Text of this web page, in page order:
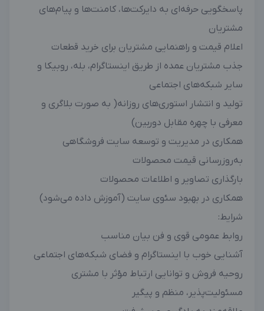
پاسخگویی حرفه‌ای به دایرکت‌ها، کامنت‌ها و پیام‌های
مشتریان
اعلام قیمت و راهنمایی مشتریان برای خرید قطعات
جذب مشتریان عمده از طریق اینستاگرام، بله، روبیکا و
سایر شبکه‌های اجتماعی
تولید و انتشار استوری‌های روزانه( به صورت بلاگری و
معرفی با چهره مقابل دوربین)
همکاری در مدیریت و توسعه سایت فروشگاهی
به‌روزرسانی قیمت محصولات
بارگذاری تصاویر و اطلاعات محصولات
همکاری در بهبود سئوی سایت (آموزش داده می‌شود)
شرایط:
روابط عمومی قوی و فن بیان مناسب
آشنایی خوب با اینستاگرام و فضای شبکه‌های اجتماعی
روحیه فروش و توانایی ارتباط مؤثر با مشتری
مسئولیت‌پذیر، منظم و پیگیر